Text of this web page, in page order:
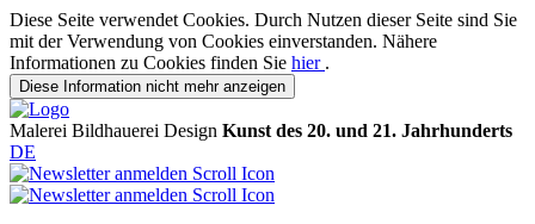
Diese Seite verwendet Cookies. Durch Nutzen dieser Seite sind Sie
mit der Verwendung von Cookies einverstanden. Nähere
Informationen zu Cookies finden Sie hier .
Diese Information nicht mehr anzeigen
Malerei Bildhauerei Design Kunst des 20. und 21. Jahrhunderts
DE